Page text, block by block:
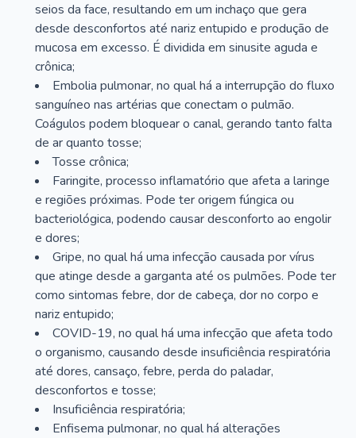
seios da face, resultando em um inchaço que gera
desde desconfortos até nariz entupido e produção de
mucosa em excesso. É dividida em sinusite aguda e
crônica;
Embolia pulmonar, no qual há a interrupção do fluxo
sanguíneo nas artérias que conectam o pulmão.
Coágulos podem bloquear o canal, gerando tanto falta
de ar quanto tosse;
Tosse crônica;
Faringite, processo inflamatório que afeta a laringe
e regiões próximas. Pode ter origem fúngica ou
bacteriológica, podendo causar desconforto ao engolir
e dores;
Gripe, no qual há uma infecção causada por vírus
que atinge desde a garganta até os pulmões. Pode ter
como sintomas febre, dor de cabeça, dor no corpo e
nariz entupido;
COVID-19, no qual há uma infecção que afeta todo
o organismo, causando desde insuficiência respiratória
até dores, cansaço, febre, perda do paladar,
desconfortos e tosse;
Insuficiência respiratória;
Enfisema pulmonar, no qual há alterações